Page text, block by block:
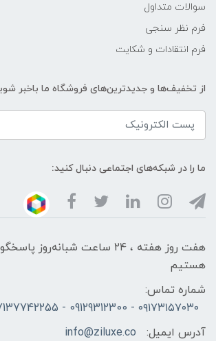
سوالات متداول
فرم نظر سنجی
فرم انتقادات و شکایت
از تخفیف‌ها و جدیدترین‌های فروشگاه ما باخبر
ما را در شبکه‌های اجتماعی دنبال کنید:
هفت روز هفته ، ۲۴ ساعت شبانه‌روز
هستیم
شماره تماس:
۰۹۱۷۳۱۵۷۰۳۰ - 09129312300 - 07137742255
آدرس ایمیل:
info@ziluxe.co